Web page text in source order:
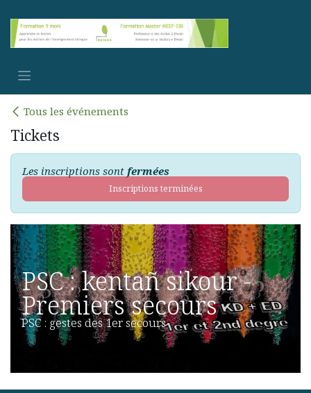
Tous les événements
Tickets
Les inscriptions sont fermées
Inscriptions terminées
PSC : kentañ sikour -
Premiers secours
PSC : gestes des 1er secours